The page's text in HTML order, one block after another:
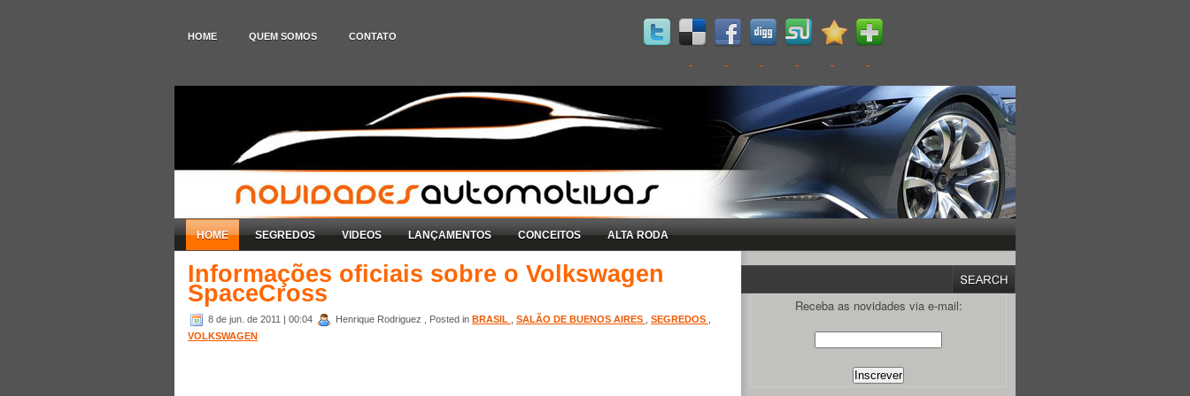
HOME QUEM SOMOS CONTATO
HOME SEGREDOS VIDEOS LANÇAMENTOS CONCEITOS ALTA RODA
Informações oficiais sobre o Volkswagen
SpaceCross
8 de jun. de 2011 | 00:04 Henrique Rodriguez , Posted in BRASIL SALÃO DE BUENOS AIRES SEGREDOS
VOLKSWAGEN
Receba as novidades via e-mail: